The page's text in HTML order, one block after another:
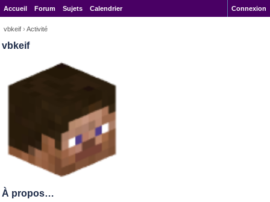
Accueil Forum Sujets Calendrier Connexion
vbkeif › Activité
vbkeif
À propos…